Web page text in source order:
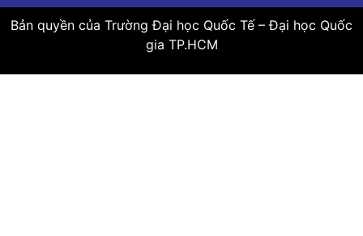
Bản quyền của Trường Đại học Quốc Tế – Đại học Quốc
gia TP.HCM